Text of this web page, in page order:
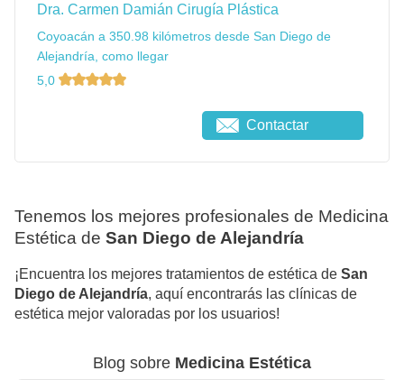
Dra. Carmen Damián Cirugía Plástica
Coyoacán a 350.98 kilómetros desde San Diego de
Alejandría, como llegar
5,0
Contactar
Tenemos los mejores profesionales de Medicina
Estética de San Diego de Alejandría
¡Encuentra los mejores tratamientos de estética de San
Diego de Alejandría, aquí encontrarás las clínicas de
estética mejor valoradas por los usuarios!
Blog sobre Medicina Estética